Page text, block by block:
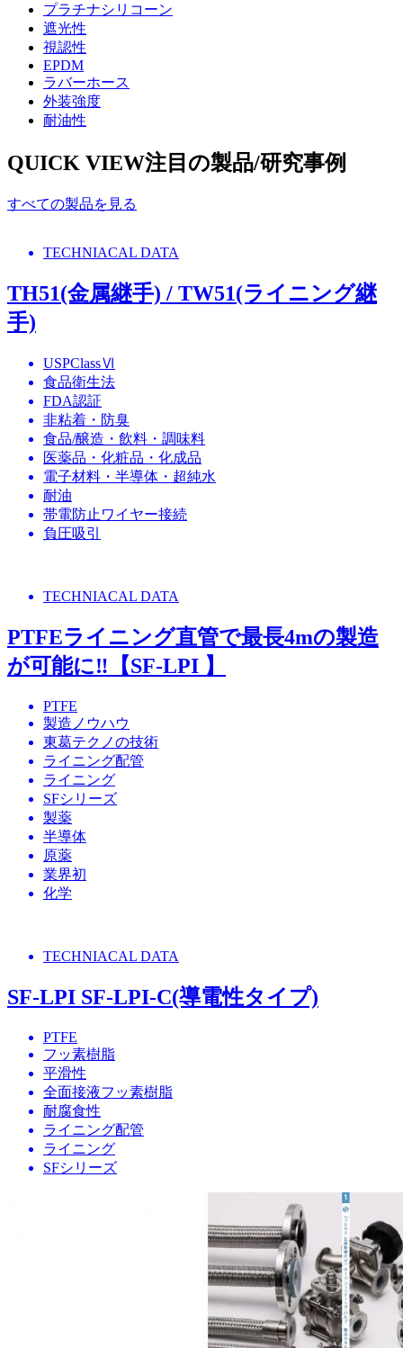
プラチナシリコーン
遮光性
視認性
EPDM
ラバーホース
外装強度
耐油性
QUICK VIEW注目の製品/研究事例
すべての製品を見る
TECHNIACAL DATA
TH51(金属継手) / TW51(ライニング継
手)
USPClassⅥ
食品衛生法
FDA認証
非粘着・防臭
食品/醸造・飲料・調味料
医薬品・化粧品・化成品
電子材料・半導体・超純水
耐油
帯電防止ワイヤー接続
負圧吸引
TECHNIACAL DATA
PTFEライニング直管で最長4mの製造
が可能に‼【SF-LPI 】
PTFE
製造ノウハウ
東葛テクノの技術
ライニング配管
ライニング
SFシリーズ
製薬
半導体
原薬
業界初
化学
TECHNIACAL DATA
SF-LPI SF-LPI-C(導電性タイプ)
PTFE
フッ素樹脂
平滑性
全面接液フッ素樹脂
耐腐食性
ライニング配管
ライニング
SFシリーズ